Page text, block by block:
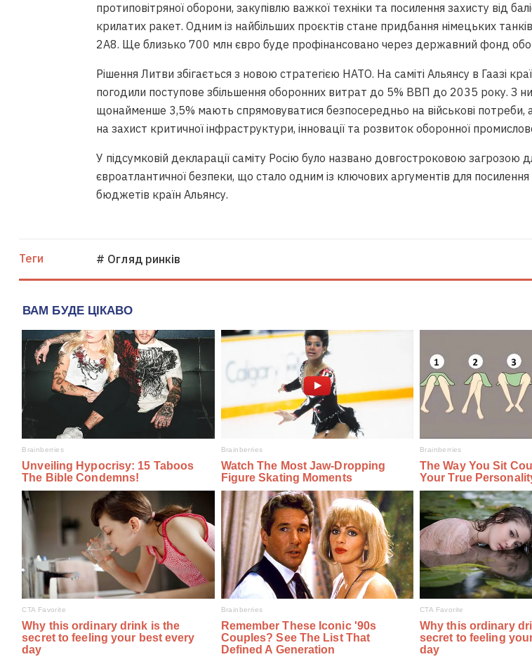
протиповітряної оборони, закупівлю важкої техніки та посилення захисту від
крилатих ракет. Одним із найбільших проєктів стане придбання німецьких
2A8. Ще близько 700 млн євро буде профінансовано через державний фонд
Рішення Литви збігається з новою стратегією НАТО. На саміті Альянсу в Гаазі
погодили поступове збільшення оборонних витрат до 5% ВВП до 2035 року. З
щонайменше 3,5% мають спрямовуватися безпосередньо на військові потреби,
на захист критичної інфраструктури, інновації та розвиток оборонної
У підсумковій декларації саміту Росію було названо довгостроковою загрозою
євроатлантичної безпеки, що стало одним із ключових аргументів для
бюджетів країн Альянсу.
Теги # Огляд ринків